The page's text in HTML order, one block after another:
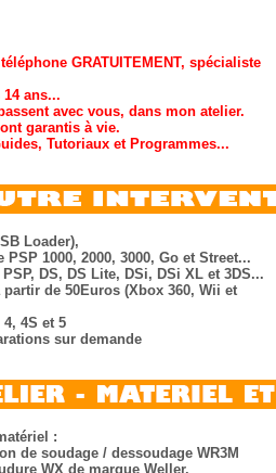
GRATUITEMENT, spécialiste
ans...
avec vous, dans mon atelier.
garantis à vie.
Tutoriaux et Programmes...
Loader),
1000, 2000, 3000, Go et Street...
DS, DS Lite, DSi, DSi XL et 3DS...
de 50Euros (Xbox 360, Wii et
4S et 5
sur demande
:
de soudage / dessoudage WR3M
WX de marque Weller.